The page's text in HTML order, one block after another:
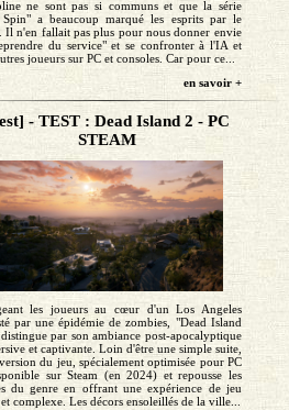
ne sont pas si communs et que la série
a beaucoup marqué les esprits par le
Il n'en fallait pas plus pour nous donner envie
du service" et se confronter à l'IA et
joueurs sur PC et consoles. Car pour ce...
en savoir +
- TEST : Dead Island 2 - PC
STEAM
les joueurs au cœur d'un Los Angeles
par une épidémie de zombies, "Dead Island
par son ambiance post-apocalyptique
et captivante. Loin d'être une simple suite,
du jeu, spécialement optimisée pour PC
sur Steam (en 2024) et repousse les
du genre en offrant une expérience de jeu
complexe. Les décors ensoleillés de la ville...